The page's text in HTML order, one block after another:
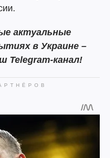
актуальные
в Украине –
Telegram-канал!